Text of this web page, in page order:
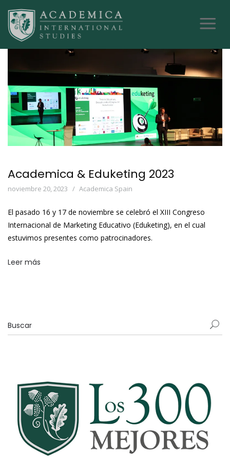
Academica & Eduketing 2023
noviembre 20, 2023 Academica Spain
El pasado 16 y 17 de noviembre se celebró el XIII Congreso
Internacional de Marketing Educativo (Eduketing), en el cual
estuvimos presentes como patrocinadores.
Leer más